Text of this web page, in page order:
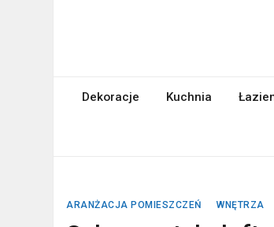
Dekoracje Kuchnia
ARANŻACJA POMIESZCZEŃ WNĘTRZA